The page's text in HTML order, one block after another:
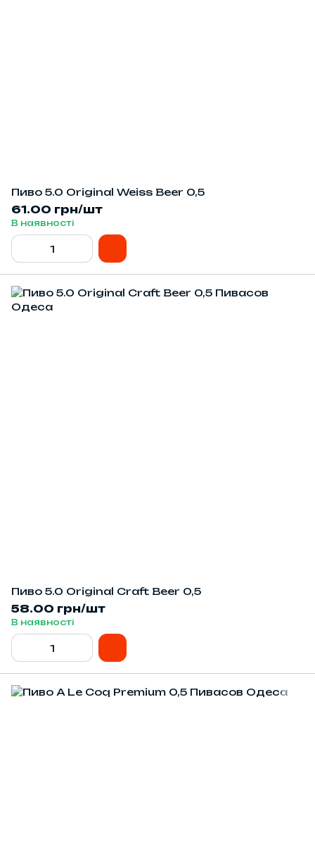
Пиво 5.0 Оriginal Weiss Beer 0,5
61.00 грн/шт
В наявності
Пиво 5.0 Оriginal Сraft Beer 0,5
58.00 грн/шт
В наявності